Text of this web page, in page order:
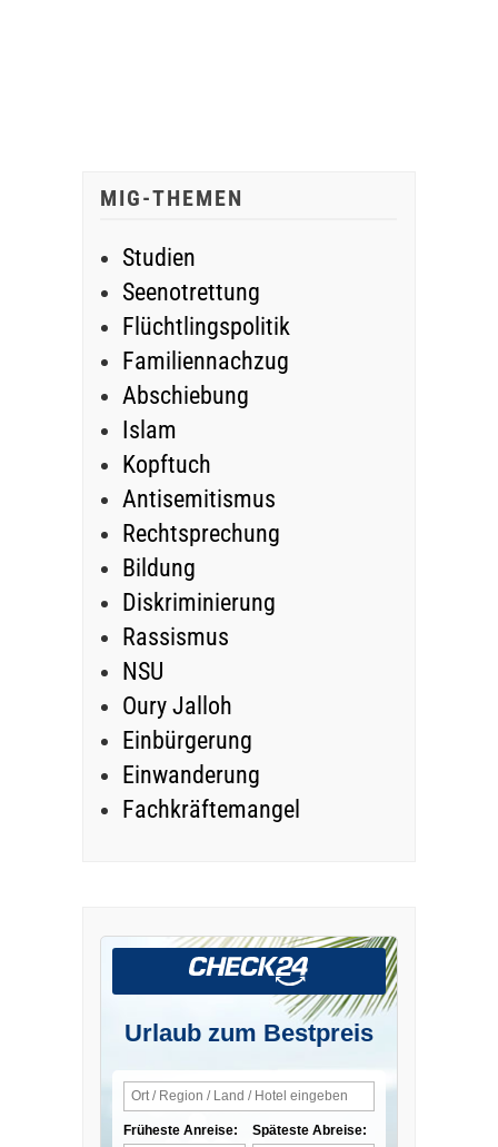
MIG-THEMEN
Studien
Seenotrettung
Flüchtlingspolitik
Familiennachzug
Abschiebung
Islam
Kopftuch
Antisemitismus
Rechtsprechung
Bildung
Diskriminierung
Rassismus
NSU
Oury Jalloh
Einbürgerung
Einwanderung
Fachkräftemangel
Urlaub zum Bestpreis
Früheste Anreise: Späteste Abreise: